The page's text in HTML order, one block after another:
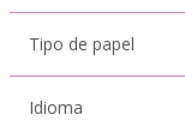
Tipo de papel
Idioma